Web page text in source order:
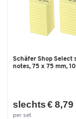
Schäfer Shop Select
notes, 75 x 75 mm,
slechts € 8,79
per set